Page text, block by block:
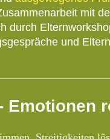
mit
durch
und
Emotionen